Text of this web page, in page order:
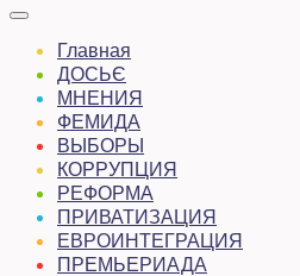
Главная
ДОСЬЄ
МНЕНИЯ
ФЕМИДА
ВЫБОРЫ
КОРРУПЦИЯ
РЕФОРМА
ПРИВАТИЗАЦИЯ
ЕВРОИНТЕГРАЦИЯ
ПРЕМЬЕРИАДА